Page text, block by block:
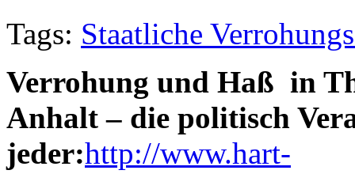
Tags: Staatliche
Verrohung und Haß in
Anhalt – die politisch
jeder:http://www.hart-